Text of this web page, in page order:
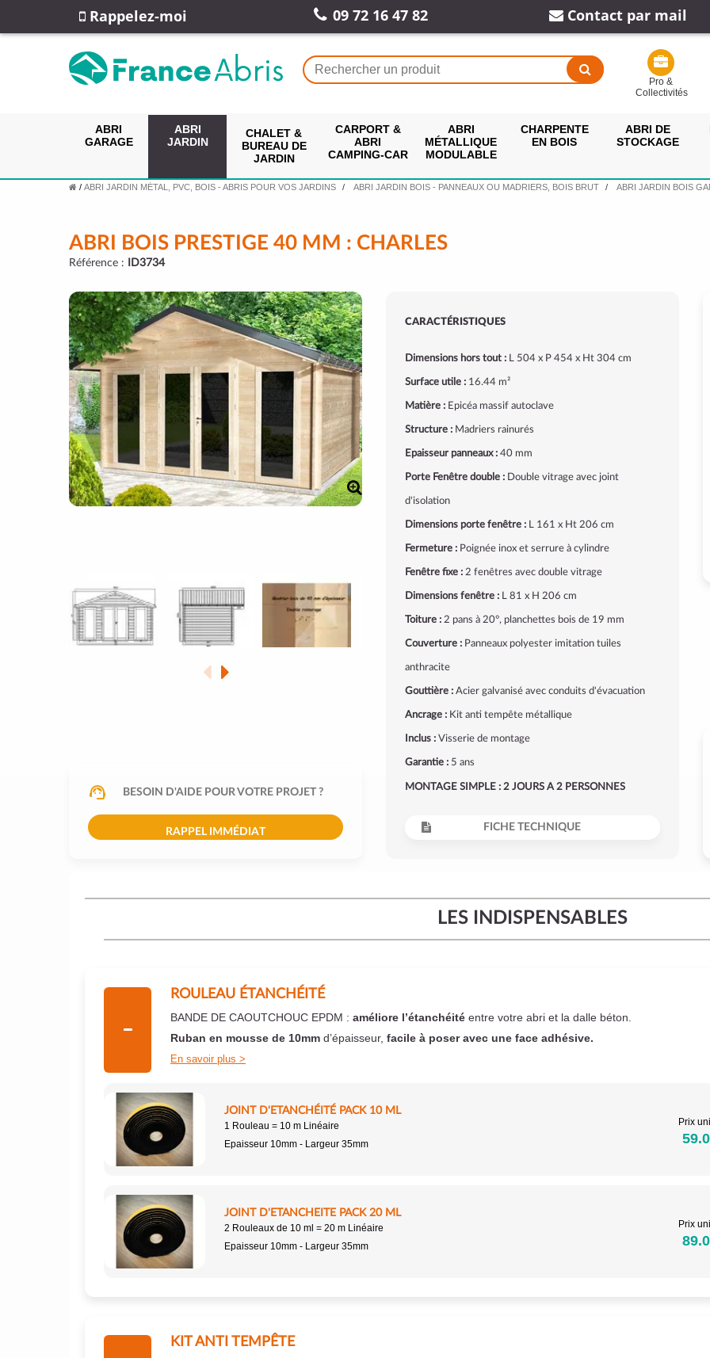
Rappelez-moi 09 72 16 47 82 Contact par mail
Pro &
Collectivités
ABRI
GARAGE
ABRI
JARDIN
CHALET &
BUREAU DE
JARDIN
CARPORT &
ABRI
CAMPING-CAR
ABRI
MÉTALLIQUE
MODULABLE
CHARPENTE
EN BOIS
ABRI DE
STOCKAGE
/ ABRI JARDIN MÉTAL, PVC, BOIS - ABRIS POUR VOS JARDINS ABRI JARDIN BOIS - PANNEAUX OU MADRIERS, BOIS BRUT ABRI JARDIN BOIS
ABRI BOIS PRESTIGE 40 MM : CHARLES
Référence : ID3734
BESOIN D'AIDE POUR VOTRE PROJET ?
RAPPEL IMMÉDIAT
CARACTÉRISTIQUES
Dimensions hors tout :L 504 x P 454 x Ht 304 cm
Surface utile : 16.44 m²
Matière :Epicéa massif autoclave
Structure :Madriers rainurés
Epaisseur panneaux :40 mm
Porte Fenêtre double :Double vitrage avec joint
d'isolation
Dimensions porte fenêtre :L 161 x Ht 206 cm
Fermeture :Poignée inox et serrure à cylindre
Fenêtre fixe :2 fenêtres avec double vitrage
Dimensions fenêtre :L 81 x H 206 cm
Toiture :2 pans à 20°, planchettes bois de 19 mm
Couverture : Panneaux polyester imitation tuiles
anthracite
Gouttière :Acier galvanisé avec conduits d'évacuation
Ancrage :Kit anti tempête métallique
Inclus :Visserie de montage
Garantie :5 ans
MONTAGE SIMPLE : 2 JOURS A 2 PERSONNES
FICHE TECHNIQUE
LES INDISPENSABLES
ROULEAU ÉTANCHÉITÉ
BANDE DE CAOUTCHOUC EPDM : améliore l’étanchéité entre votre abri et la dalle béton.
Ruban en mousse de 10mm d’épaisseur, facile à poser avec une face adhésive.
En savoir plus
JOINT D'ETANCHÉITÉ PACK 10 ML
1 Rouleau = 10 m Linéaire
Epaisseur 10mm - Largeur 35mm
Prix
JOINT D'ETANCHEITE PACK 20 ML
2 Rouleaux de 10 ml = 20 m Linéaire
Epaisseur 10mm - Largeur 35mm
Prix
KIT ANTI TEMPÊTE